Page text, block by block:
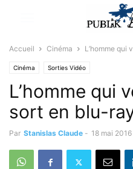
Accueil Cinéma L’homme qui
Cinéma Sorties Vidéo
L’homme qui
sort en blu-
Par Stanislas Claude - 18 mai 2016